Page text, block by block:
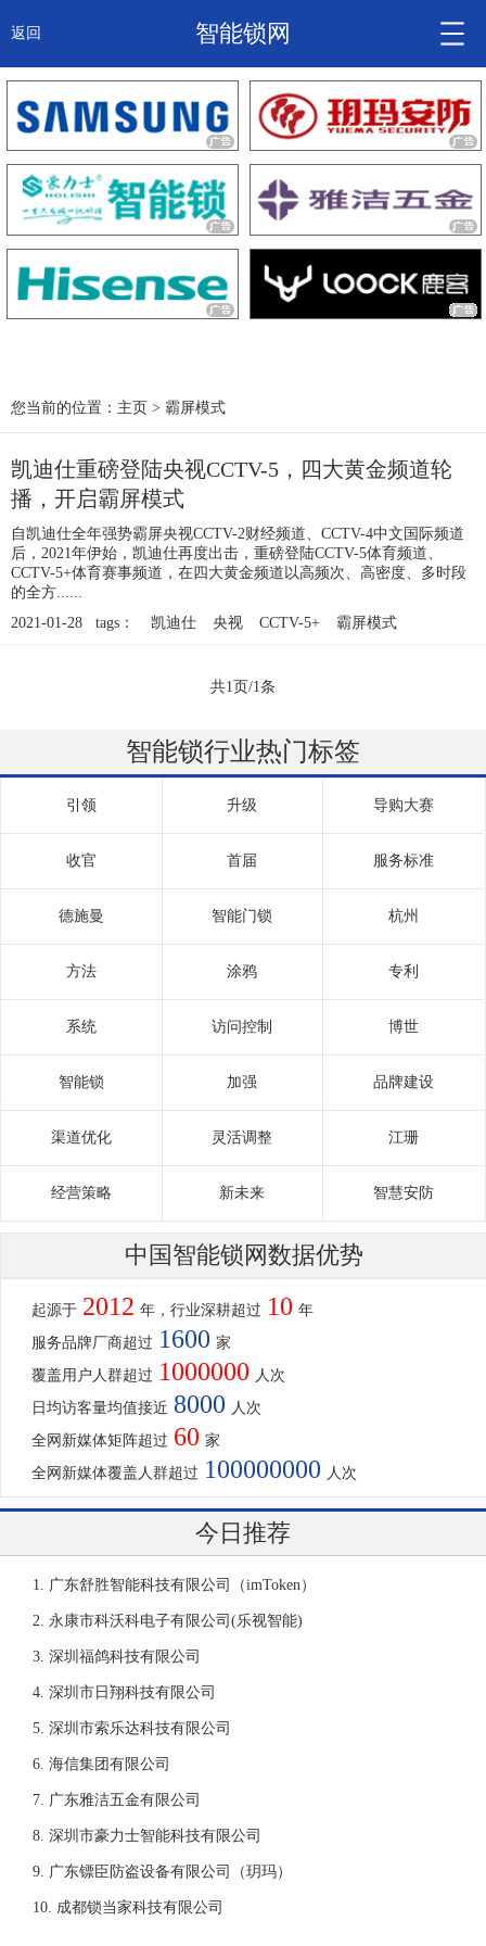
返回 智能锁网
智能锁头条
诚信企业
产品
大咖秀
关于我们
锁信通
您当前的位置： 主页 > 霸屏模式
凯迪仕重磅登陆央视CCTV-5，四大黄金频道轮
播，开启霸屏模式
自凯迪仕全年强势霸屏央视CCTV-2财经频道、CCTV-4中文国际频道
后，2021年伊始，凯迪仕再度出击，重磅登陆CCTV-5体育频道、
CCTV-5+体育赛事频道，在四大黄金频道以高频次、高密度、多时段
的全方......
2021-01-28 tags：
凯迪仕 央视 CCTV-5+ 霸屏模式
共1页/1条
智能锁行业热门标签
引领 升级 导购大赛
收官 首届 服务标准
德施曼 智能门锁 杭州
方法 涂鸦 专利
系统 访问控制 博世
智能锁 加强 品牌建设
渠道优化 灵活调整 江珊
经营策略 新未来 智慧安防
中国智能锁网数据优势
起源于 2012 年，行业深耕超过 10 年
服务品牌厂商超过 1600 家
覆盖用户人群超过 1000000 人次
日均访客量均值接近 8000 人次
全网新媒体矩阵超过 60 家
全网新媒体覆盖人群超过 100000000 人次
今日推荐
广东舒胜智能科技有限公司（imToken）
永康市科沃科电子有限公司(乐视智能)
深圳福鸽科技有限公司
深圳市日翔科技有限公司
深圳市索乐达科技有限公司
海信集团有限公司
广东雅洁五金有限公司
深圳市豪力士智能科技有限公司
广东镖臣防盗设备有限公司（玥玛）
成都锁当家科技有限公司